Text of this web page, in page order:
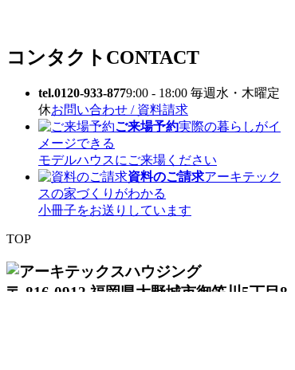
コンタクト CONTACT
tel.0120-933-8779:00 - 18:00 毎週水・木曜定
休お問い合わせ / 資料請求
ご来場予約実際の暮らしがイ
メージできる
モデルハウスにご来場ください
資料のご請求アーキテック
スの家づくりがわかる
小冊子をお送りしています
TOP
〒 816-0912 福岡県大野城市御笠川5丁目8